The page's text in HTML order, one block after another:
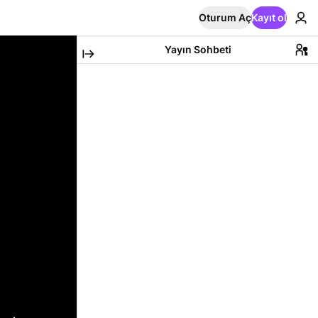
Oturum AçKayıt ol
Yayın Sohbeti